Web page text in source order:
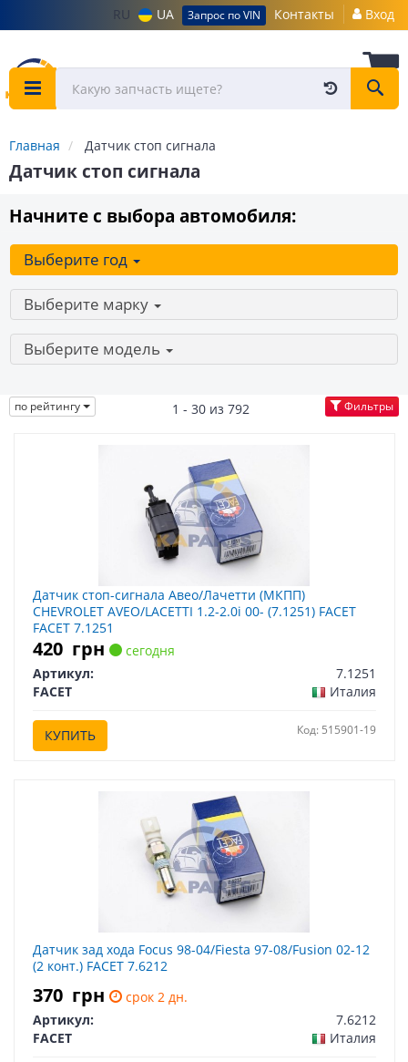
RU UA Запрос по VIN Контакты Вход
Главная Датчик стоп сигнала
Датчик стоп сигнала
Начните с выбора автомобиля:
Выберите год
Выберите марку
Выберите модель
по рейтингу 1 - 30 из 792 Фильтры
Датчик стоп-сигнала Авео/Лачетти (МКПП)
CHEVROLET AVEO/LACETTI 1.2-2.0i 00- (7.1251) FACET
FACET 7.1251
420 грн
сегодня
Артикул:
7.1251
FACET
Италия
КУПИТЬ Код: 515901-19
Датчик зад хода Focus 98-04/Fiesta 97-08/Fusion 02-12
(2 конт.) FACET 7.6212
370 грн
срок 2 дн.
Артикул:
7.6212
FACET
Италия